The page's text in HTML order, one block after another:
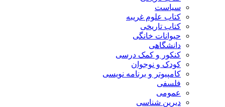
سیاست
کتاب علوم غریبه
کتاب تاریخی
حیوانات خانگی
دانشگاهی
کنکور و کمک‌ درسی
کودک و نوجوان
کامپیوتر و برنامه نویسی
فلسفی
عمومی
دیرین شناسی